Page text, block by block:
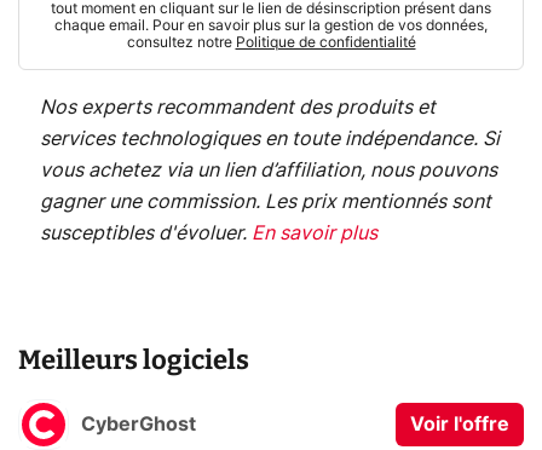
tout moment en cliquant sur le lien de désinscription présent dans
chaque email. Pour en savoir plus sur la gestion de vos données,
consultez notre Politique de confidentialité
Nos experts recommandent des produits et
services technologiques en toute indépendance. Si
vous achetez via un lien d’affiliation, nous pouvons
gagner une commission. Les prix mentionnés sont
susceptibles d'évoluer. En savoir plus
Meilleurs logiciels
CyberGhost Voir l'offre